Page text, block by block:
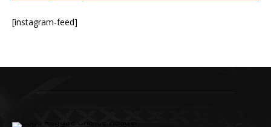
[instagram-feed]